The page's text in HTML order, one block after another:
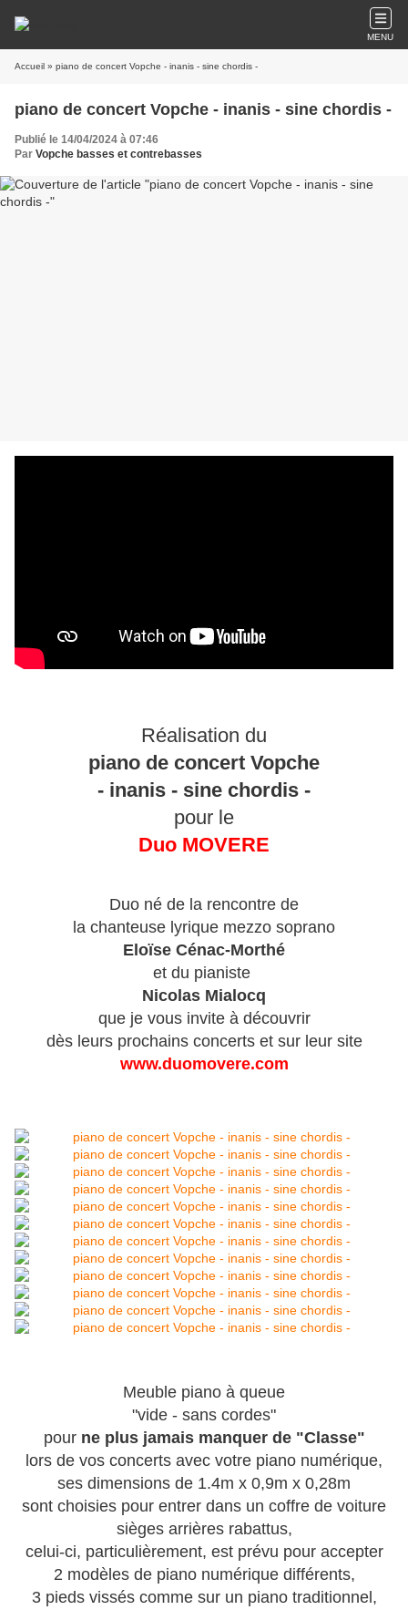
MENU
Accueil » piano de concert Vopche - inanis - sine chordis -
piano de concert Vopche - inanis - sine chordis -
Publié le 14/04/2024 à 07:46
Par Vopche basses et contrebasses
Réalisation du
piano de concert Vopche
- inanis - sine chordis -
pour le
Duo MOVERE
Duo né de la rencontre de
la chanteuse lyrique mezzo soprano
Eloïse Cénac-Morthé
et du pianiste
Nicolas Mialocq
que je vous invite à découvrir
dès leurs prochains concerts et sur leur site
www.duomovere.com
Meuble piano à queue
"vide - sans cordes"
pourne plus jamais manquer de "Classe"
lors de vos concerts avec votre piano numérique,
ses dimensions de 1.4m x 0,9m x 0,28m
sont choisies pour entrer dans un coffre de voiture
sièges arrières rabattus,
celui-ci, particulièrement, est prévu pour accepter
2 modèles de piano numérique différents,
3 pieds vissés comme sur un piano traditionnel,